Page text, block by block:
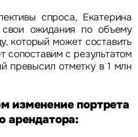
спроса, Екатерина
свои ожидания по объему
который может составить
сопоставим с результатом
превысил отметку в 1 млн
изменение портрета
арендатора: